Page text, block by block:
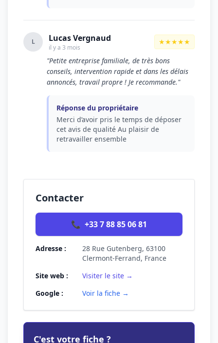
L Lucas Vergnaud
il y a 3 mois
★★★★★
"Petite entreprise familiale, de très bons
conseils, intervention rapide et dans les délais
annoncés, travail propre ! Je recommande."
Réponse du propriétaire
Merci d’avoir pris le temps de déposer
cet avis de qualité Au plaisir de
retravailler ensemble
Contacter
📞 +33 7 88 85 06 81
Adresse :
28 Rue Gutenberg, 63100
Clermont-Ferrand, France
Site web :
Visiter le site →
Google :
Voir la fiche →
C'est votre fiche ?